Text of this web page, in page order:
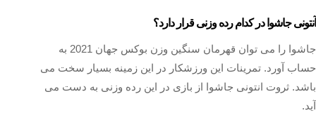
آنتونی جاشوا در کدام رده وزنی قرار دارد؟
جاشوا را می توان قهرمان سنگین وزن بوکس جهان 2021 به
حساب آورد. تمرینات این ورزشکار در این زمینه بسیار سخت می
باشد. ثروت انتونی جاشوا از بازی در این رده وزنی به دست می
آید.